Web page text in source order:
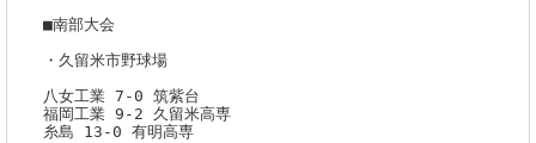
■南部大会
・久留米市野球場
八女工業 7-0 筑紫台
福岡工業 9-2 久留米高専
糸島 13-0 有明高専